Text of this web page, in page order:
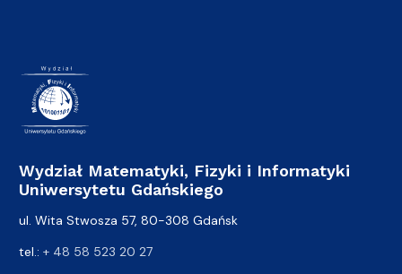
Wydział Matematyki, Fizyki i Informatyki
Uniwersytetu Gdańskiego
ul. Wita Stwosza 57, 80-308 Gdańsk
tel.: + 48 58 523 20 27